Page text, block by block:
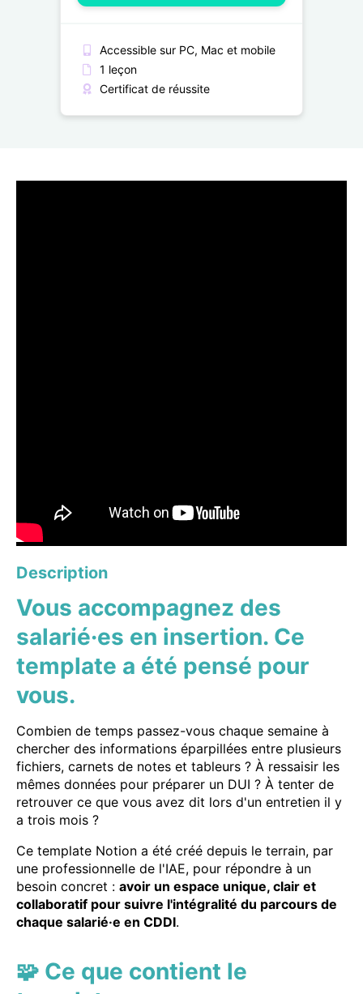
Accessible sur PC, Mac et mobile
1 leçon
Certificat de réussite
Description
Vous accompagnez des
salarié·es en insertion. Ce
template a été pensé pour
vous.
Combien de temps passez-vous chaque semaine à
chercher des informations éparpillées entre plusieurs
fichiers, carnets de notes et tableurs ? À ressaisir les
mêmes données pour préparer un DUI ? À tenter de
retrouver ce que vous avez dit lors d'un entretien il y
a trois mois ?
Ce template Notion a été créé depuis le terrain, par
une professionnelle de l'IAE, pour répondre à un
besoin concret : avoir un espace unique, clair et
collaboratif pour suivre l'intégralité du parcours de
chaque salarié·e en CDDI.
🧩 Ce que contient le